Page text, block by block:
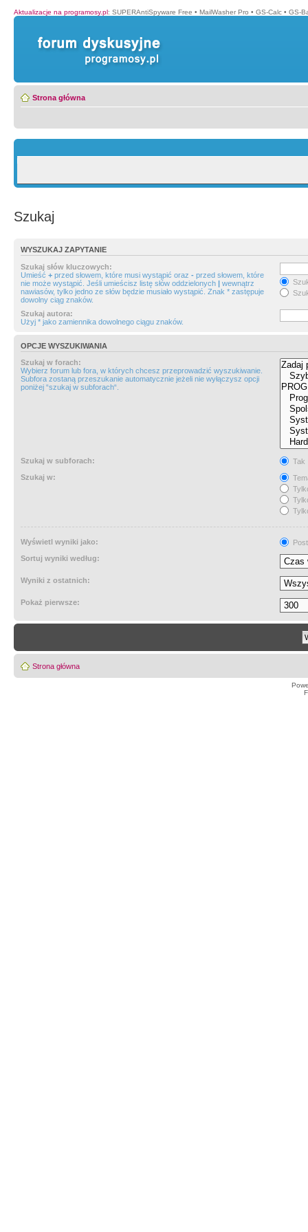
Aktualizacje na programosy.pl: SUPERAntiSpyware Free • MailWasher Pro • GS-Calc • GS-
Strona główna
Szukaj
WYSZUKAJ ZAPYTANIE
Szukaj słów kluczowych:
Umieść + przed słowem, które musi wystąpić oraz - przed słowem, które
nie może wystąpić. Jeśli umieścisz listę słów oddzielonych | wewnątrz
nawiasów, tylko jedno ze słów będzie musiało wystąpić. Znak * zastępuje
dowolny ciąg znaków.
Szukaj autora:
Użyj * jako zamiennika dowolnego ciągu znaków.
OPCJE WYSZUKIWANIA
Szukaj w forach:
Wybierz forum lub fora, w których chcesz przeprowadzić wyszukiwanie.
Subfora zostaną przeszukanie automatycznie jeżeli nie wyłączysz opcji
poniżej “szukaj w subforach“.
Szukaj w subforach:
Tak
Szukaj w:
Wyświetl wyniki jako:
Sortuj wyniki według:
Wyniki z ostatnich:
Pokaż pierwsze:
Strona główna